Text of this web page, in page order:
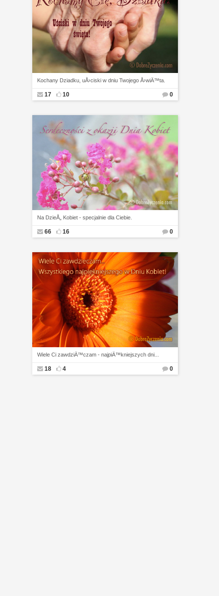
Kochany Dziadku, uÅ›ciski w dniu Twojego Å›wiÄ™ta.
17 10 0
Na DzieÅ„ Kobiet - specjalnie dla Ciebie.
66 16 0
Wiele Ci zawdziÄ™czam - najpiÄ™kniejszych dni...
18 4 0